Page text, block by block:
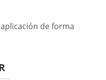
de forma